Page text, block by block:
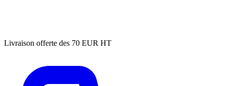
Livraison offerte des 70 EUR HT